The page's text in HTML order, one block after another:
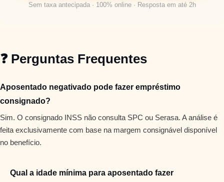
Sem taxa antecipada · 100% online · Resposta em até 2h
❓ Perguntas Frequentes
Aposentado negativado pode fazer empréstimo
consignado?
Sim. O consignado INSS não consulta SPC ou Serasa. A análise é
feita exclusivamente com base na margem consignável disponível
no benefício.
Qual a idade mínima para aposentado fazer